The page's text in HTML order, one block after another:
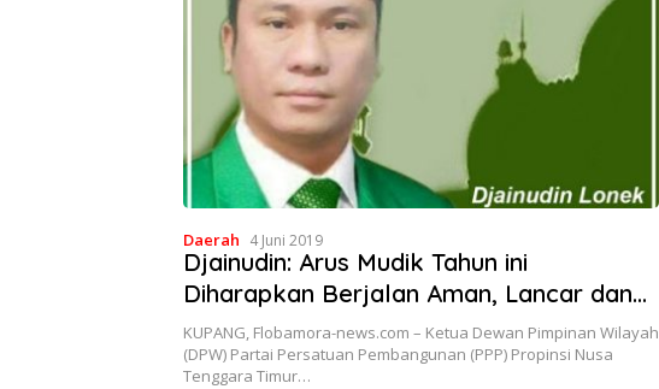
Daerah 4 Juni 2019
Djainudin: Arus Mudik Tahun ini
Diharapkan Berjalan Aman, Lancar dan
Terjamin
KUPANG, Flobamora-news.com – Ketua Dewan Pimpinan Wilayah
(DPW) Partai Persatuan Pembangunan (PPP) Propinsi Nusa
Tenggara Timur…